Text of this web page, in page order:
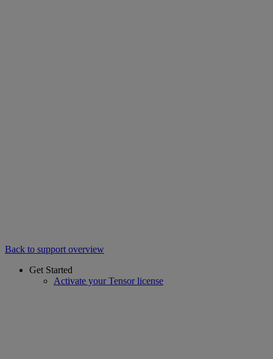
Back to support overview
Get Started
Activate your Tensor license